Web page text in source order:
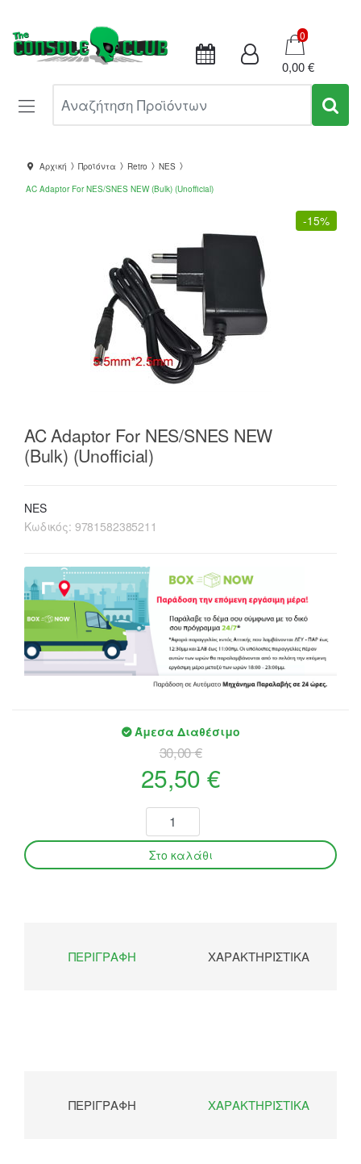
Καλάθι
0
0,00 €
Αρχική Προϊόντα Retro
NES
AC Adaptor For NES/SNES NEW (Bulk) (Unofficial)
-15%
AC Adaptor For NES/SNES NEW
(Bulk) (Unofficial)
NES
Κωδικός: 9781582385211
Άμεσα Διαθέσιμο
30,00 €
25,50 €
ΠΕΡΙΓΡΑΦΉ ΧΑΡΑΚΤΗΡΙΣΤΙΚΆ
ΠΕΡΙΓΡΑΦΉ ΧΑΡΑΚΤΗΡΙΣΤΙΚΆ